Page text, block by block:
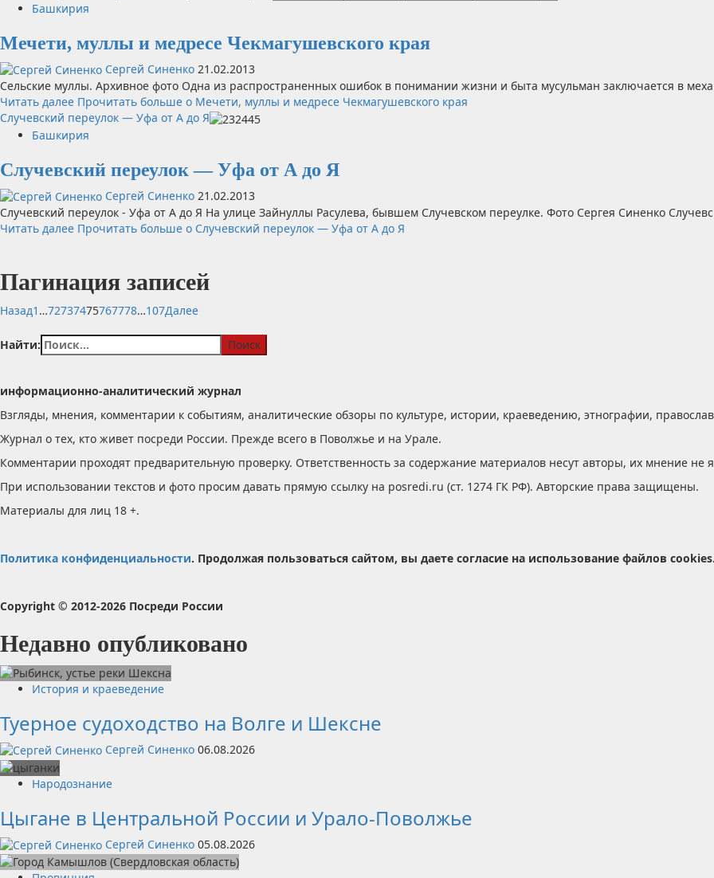
Башкирия
Мечети, муллы и медресе Чекмагушевского края
Сергей Синенко 21.02.2013
Сельские муллы. Архивное фото Одна из распространенных ошибок в понимании жизни и быта мусульман заключается в
Читать далее Прочитать больше о Мечети, муллы и медресе Чекмагушевского края
Случевский переулок — Уфа от А до Я
Башкирия
Случевский переулок — Уфа от А до Я
Сергей Синенко 21.02.2013
Случевский переулок - Уфа от А до Я На улице Зайнуллы Расулева, бывшем Случевском переулке. Фото Сергея Синенко
Читать далее Прочитать больше о Случевский переулок — Уфа от А до Я
Пагинация записей
Назад1 …72737475767778…107Далее
Найти:
информационно-аналитический журнал
Взгляды, мнения, комментарии к событиям, аналитические обзоры по культуре, истории, краеведению, этнографии,
Журнал о тех, кто живет посреди России. Прежде всего в Поволжье и на Урале.
Комментарии проходят предварительную проверку. Ответственность за содержание материалов несут авторы, их мнение не
При использовании текстов и фото просим давать прямую ссылку на posredi.ru (ст. 1274 ГК РФ). Авторские права защищены.
Материалы для лиц 18 +.
Политика конфиденциальности. Продолжая пользоваться сайтом, вы даете согласие на использование файлов
Copyright © 2012-2026 Посреди России
Недавно опубликовано
История и краеведение
Туерное судоходство на Волге и Шексне
Сергей Синенко 06.08.2026
Народознание
Цыгане в Центральной России и Урало-Поволжье
Сергей Синенко 05.08.2026